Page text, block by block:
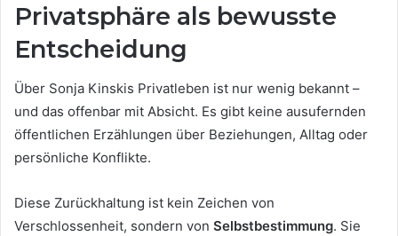
Privatsphäre als bewusste
Entscheidung
Über Sonja Kinskis Privatleben ist nur wenig bekannt –
und das offenbar mit Absicht. Es gibt keine ausufernden
öffentlichen Erzählungen über Beziehungen, Alltag oder
persönliche Konflikte.
Diese Zurückhaltung ist kein Zeichen von
Verschlossenheit, sondern von Selbstbestimmung. Sie